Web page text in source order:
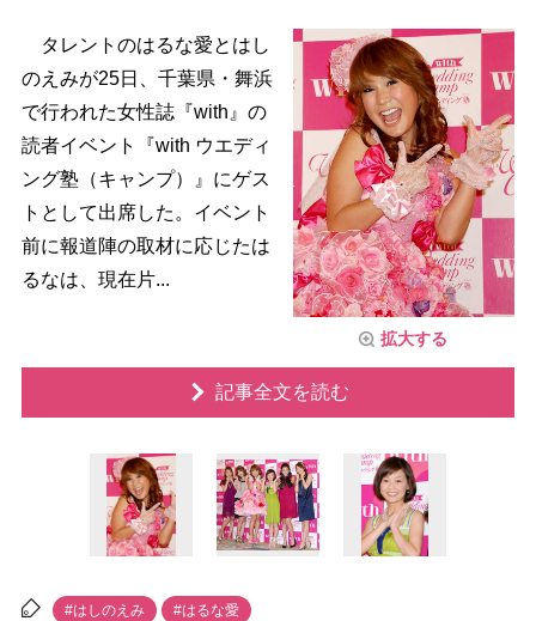
拡大する
タレントのはるな愛とはし
のえみが25日、千葉県・舞浜
で行われた女性誌『with』の
読者イベント『with ウエディ
ング塾（キャンプ）』にゲス
トとして出席した。イベント
前に報道陣の取材に応じたは
るなは、現在片...
記事全文を読む
#はしのえみ #はるな愛